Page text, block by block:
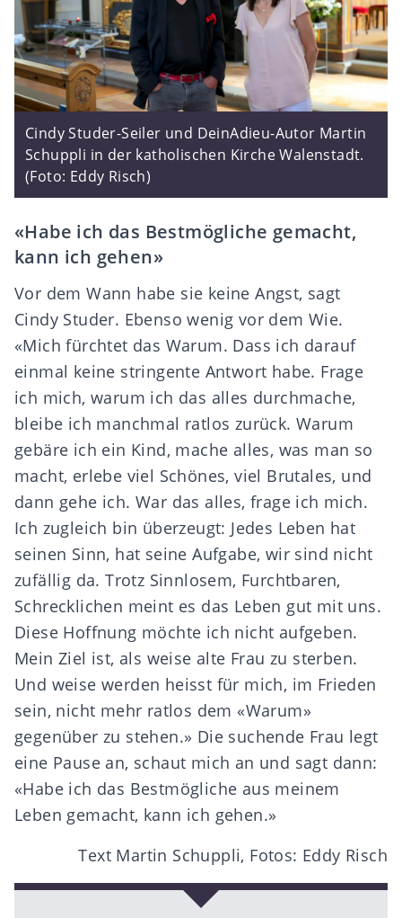
Cindy Studer-Seiler und DeinAdieu-Autor Martin
Schuppli in der katholischen Kirche Walenstadt.
(Foto: Eddy Risch)
«Habe ich das Bestmögliche gemacht,
kann ich gehen»
Vor dem Wann habe sie keine Angst, sagt
Cindy Studer. Ebenso wenig vor dem Wie.
«Mich fürchtet das Warum. Dass ich darauf
einmal keine stringente Antwort habe. Frage
ich mich, warum ich das alles durchmache,
bleibe ich manchmal ratlos zurück. Warum
gebäre ich ein Kind, mache alles, was man so
macht, erlebe viel Schönes, viel Brutales, und
dann gehe ich. War das alles, frage ich mich.
Ich zugleich bin überzeugt: Jedes Leben hat
seinen Sinn, hat seine Aufgabe, wir sind nicht
zufällig da. Trotz Sinnlosem, Furchtbaren,
Schrecklichen meint es das Leben gut mit uns.
Diese Hoffnung möchte ich nicht aufgeben.
Mein Ziel ist, als weise alte Frau zu sterben.
Und weise werden heisst für mich, im Frieden
sein, nicht mehr ratlos dem «Warum»
gegenüber zu stehen.» Die suchende Frau legt
eine Pause an, schaut mich an und sagt dann:
«Habe ich das Bestmögliche aus meinem
Leben gemacht, kann ich gehen.»
Text Martin Schuppli, Fotos: Eddy Risch